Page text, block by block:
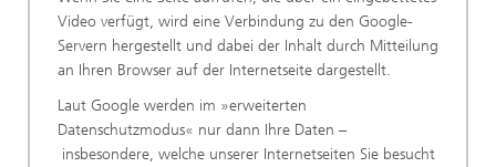
Video verfügt, wird eine Verbindung zu den Google-
Servern hergestellt und dabei der Inhalt durch Mitteilung
an Ihren Browser auf der Internetseite dargestellt.
Laut Google werden im »erweiterten
Datenschutzmodus« nur dann Ihre Daten –
insbesondere, welche unserer Internetseiten Sie besucht